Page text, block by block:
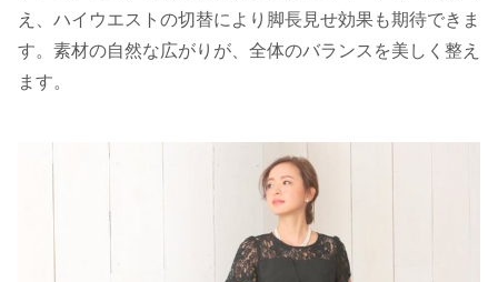
え、ハイウエストの切替により脚長見せ効果も期待できま
す。素材の自然な広がりが、全体のバランスを美しく整え
ます。